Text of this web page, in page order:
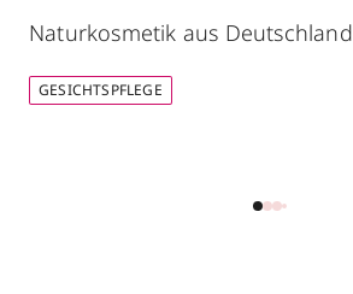
Naturkosmetik aus Deutschland
GESICHTSPFLEGE